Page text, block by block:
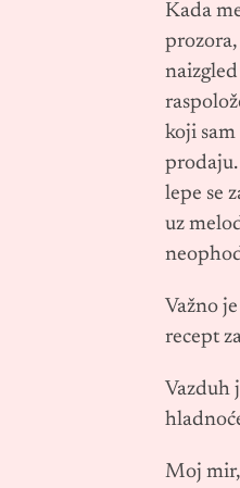
Kada
prozora,
koji sam
prodaju.
lepe se
uz
Važno
recept
Vazduh
Moj